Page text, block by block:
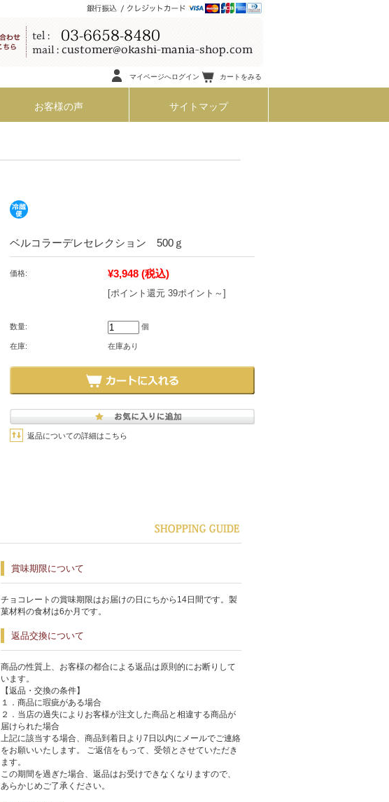
マイページへログイン カートをみる
お客様の声 サイトマップ
ベルコラーデレセレクション 500ｇ
価格: ¥3,948 (税込)
[ポイント還元 39ポイント～]
数量: 個
在庫: 在庫あり
返品についての詳細はこちら
賞味期限について
チョコレートの賞味期限はお届けの日にちから14日間です。製
菓材料の食材は6か月です。
返品交換について
商品の性質上、お客様の都合による返品は原則的にお断りして
います。
【返品・交換の条件】
１．商品に瑕疵がある場合
２．当店の過失によりお客様が注文した商品と相違する商品が
届けられた場合
上記に該当する場合、商品到着日より7日以内にメールでご連絡
をお願いいたします。 ご返信をもって、受領とさせていただき
ます。
この期間を過ぎた場合、返品はお受けできなくなりますので、
あらかじめご了承ください。